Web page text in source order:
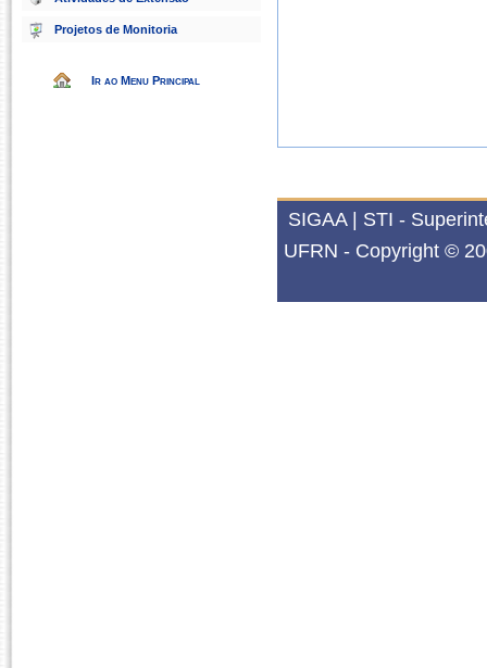
Projetos de Monitoria
Ir ao Menu Principal
SIGAA | STI -
UFRN - Copyright ©